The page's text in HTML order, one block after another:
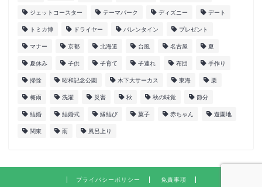
ジェットコースター テーマパーク ディズニー デート
トミカ博 ドライヤー バレンタイン プレゼント
マナー 京都 北海道 台風 名古屋 夏
夏休み 子供 子育て 子連れ 布団 手作り
掃除 昭和記念公園 木下大サーカス 東海 栗
梅雨 洗濯 災害 秋 秋の味覚 節分
結婚 結婚式 縁結び 菓子 赤ちゃん 遊園地
関東 雨 風呂上り
プライバシーポリシー 免責事項